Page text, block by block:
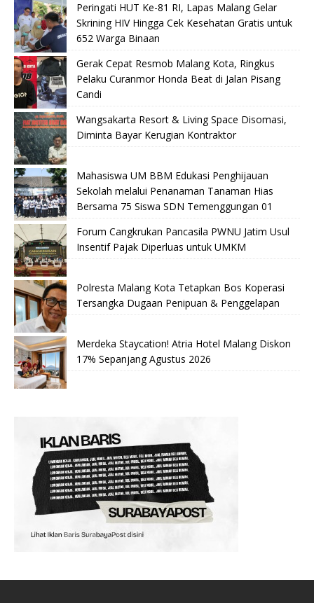
Peringati HUT Ke-81 RI, Lapas Malang Gelar
Skrining HIV Hingga Cek Kesehatan Gratis untuk
652 Warga Binaan
Gerak Cepat Resmob Malang Kota, Ringkus
Pelaku Curanmor Honda Beat di Jalan Pisang
Candi
Wangsakarta Resort & Living Space Disomasi,
Diminta Bayar Kerugian Kontraktor
Mahasiswa UM BBM Edukasi Penghijauan
Sekolah melalui Penanaman Tanaman Hias
Bersama 75 Siswa SDN Temenggungan 01
Forum Cangkrukan Pancasila PWNU Jatim Usul
Insentif Pajak Diperluas untuk UMKM
Polresta Malang Kota Tetapkan Bos Koperasi
Tersangka Dugaan Penipuan & Penggelapan
Merdeka Staycation! Atria Hotel Malang Diskon
17% Sepanjang Agustus 2026